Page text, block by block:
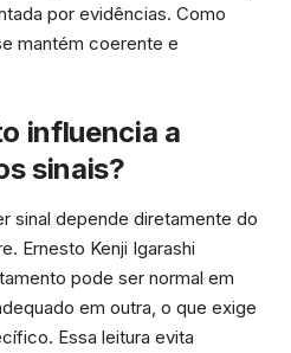
por evidências. Como
mantém coerente e
influencia a
sinais?
sinal depende diretamente do
Ernesto Kenji Igarashi
pode ser normal em
em outra, o que exige
Essa leitura evita